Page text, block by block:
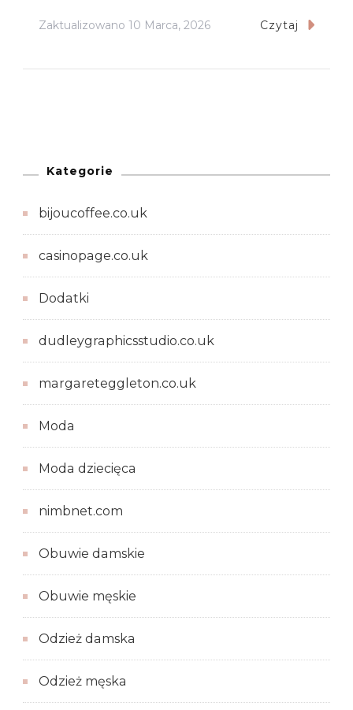
Zaktualizowano 10 Marca, 2026 Czytaj
Kategorie
bijoucoffee.co.uk
casinopage.co.uk
Dodatki
dudleygraphicsstudio.co.uk
margareteggleton.co.uk
Moda
Moda dziecięca
nimbnet.com
Obuwie damskie
Obuwie męskie
Odzież damska
Odzież męska